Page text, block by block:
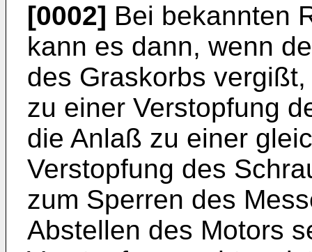
[0002] Bei bekannten
kann es dann, wenn
des Graskorbs
zu einer Verstopfung
die Anlaß zu einer
Verstopfung des
zum Sperren des
Abstellen des Motors